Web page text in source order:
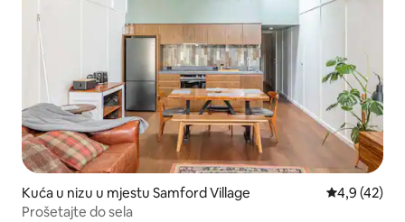
Kuća u nizu u mjestu Samford Village Prosječna
4,9 (42)
Prošetajte do sela